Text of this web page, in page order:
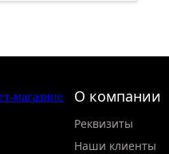
О компании
Реквизиты
Наши клиенты